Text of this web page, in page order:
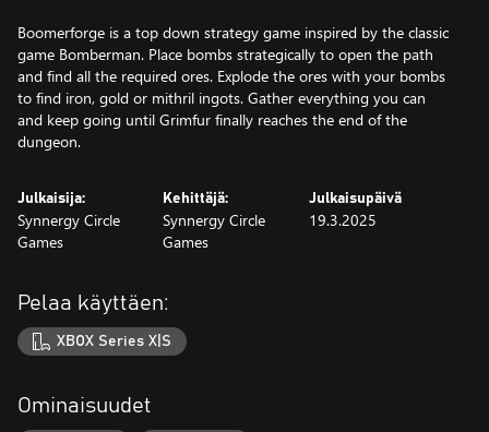
Boomerforge is a top down strategy game inspired by the classic
game Bomberman. Place bombs strategically to open the path
and find all the required ores. Explode the ores with your bombs
to find iron, gold or mithril ingots. Gather everything you can
and keep going until Grimfur finally reaches the end of the
dungeon.
Julkaisija:
Synnergy Circle
Games
Kehittäjä:
Synnergy Circle
Games
Julkaisupäivä
19.3.2025
Pelaa käyttäen:
XBOX Series X|S
Ominaisuudet